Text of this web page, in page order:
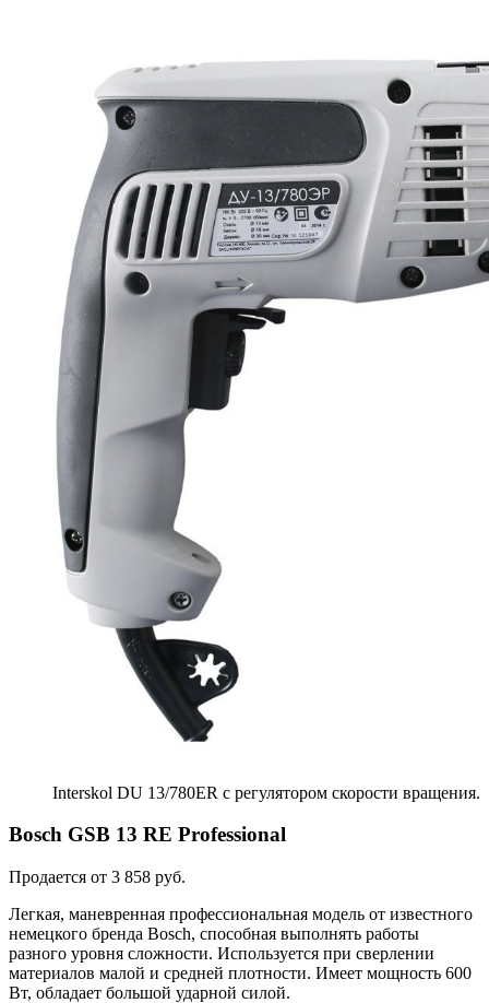
Interskol DU 13/780ER с регулятором скорости вращения.
Bosch GSB 13 RE Professional
Продается от 3 858 руб.
Легкая, маневренная профессиональная модель от известного
немецкого бренда Bosch, способная выполнять работы
разного уровня сложности. Используется при сверлении
материалов малой и средней плотности. Имеет мощность 600
Вт, обладает большой ударной силой.